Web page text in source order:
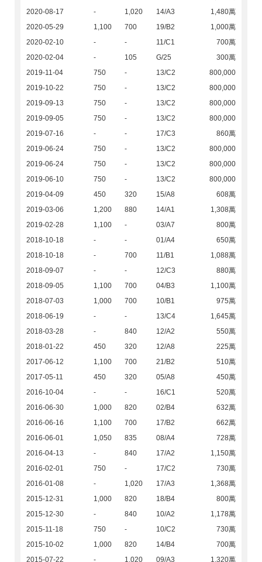
2020-08-17
- 1,020 14/A3
1,480萬
2020-05-29
1,100 700 19/B2
1,000萬
2020-02-10
- - 11/C1
700萬
2020-02-04
- 105 G/25
300萬
2019-11-04
750 - 13/C2
800,000
2019-10-22
750 - 13/C2
800,000
2019-09-13
750 - 13/C2
800,000
2019-09-05
750 - 13/C2
800,000
2019-07-16
- - 17/C3
860萬
2019-06-24
750 - 13/C2
800,000
2019-06-24
750 - 13/C2
800,000
2019-06-10
750 - 13/C2
800,000
2019-04-09
450 320 15/A8
608萬
2019-03-06
1,200 880 14/A1
1,308萬
2019-02-28
1,100 - 03/A7
800萬
2018-10-18
- - 01/A4
650萬
2018-10-18
- 700 11/B1
1,088萬
2018-09-07
- - 12/C3
880萬
2018-09-05
1,100 700 04/B3
1,100萬
2018-07-03
1,000 700 10/B1
975萬
2018-06-19
- - 13/C4
1,645萬
2018-03-28
- 840 12/A2
550萬
2018-01-22
450 320 12/A8
225萬
2017-06-12
1,100 700 21/B2
510萬
2017-05-11
450 320 05/A8
450萬
2016-10-04
- - 16/C1
520萬
2016-06-30
1,000 820 02/B4
632萬
2016-06-16
1,100 700 17/B2
662萬
2016-06-01
1,050 835 08/A4
728萬
2016-04-13
- 840 17/A2
1,150萬
2016-02-01
750 - 17/C2
730萬
2016-01-08
- 1,020 17/A3
1,368萬
2015-12-31
1,000 820 18/B4
800萬
2015-12-30
- 840 10/A2
1,178萬
2015-11-18
750 - 10/C2
730萬
2015-10-02
1,000 820 14/B4
700萬
2015-07-22
- 1,020 09/A3
1,320萬